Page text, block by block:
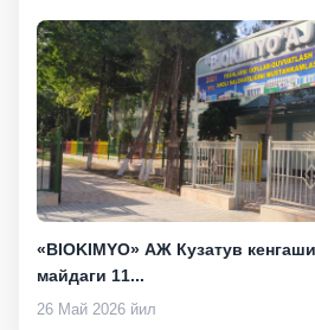
«BIOKIMYO» АЖ Кузатув
майдаги 11...
26 Май 2026 йил